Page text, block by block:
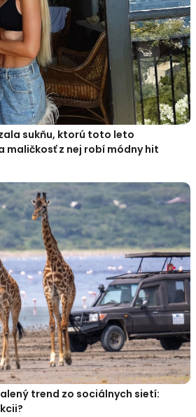
sukňu, ktorú toto leto
maličkosť z nej robí módny hit
trend zo sociálnych sietí: